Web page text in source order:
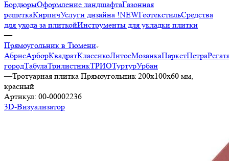
БордюрыОформление ландшафтаГазонная
решеткаКирпичУслуги дизайна !NEWГеотекстильСредства
для ухода за плиткойИнструменты для укладки плитки
—
Прямоугольник в Тюмени
АбрисАрборКвадратКлассикоЛитосМозаикаПаркетПетра
городТабулаТрилистникТРИОТуртурУрбан
—Тротуарная плитка Прямоугольник 200х100х60 мм,
красный
Артикул: 00-00002236
3D-Визуализатор